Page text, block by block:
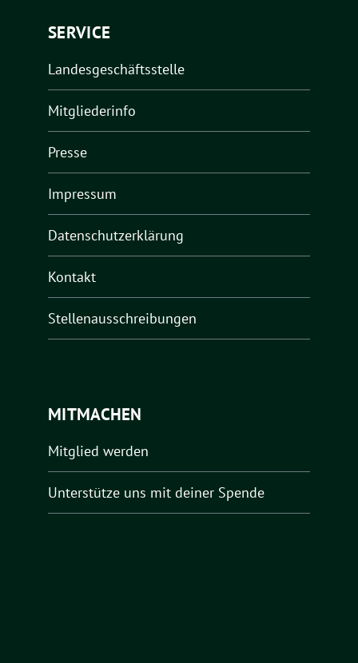
SERVICE
Landesgeschäftsstelle
Mitgliederinfo
Presse
Impressum
Datenschutzerklärung
Kontakt
Stellenausschreibungen
MITMACHEN
Mitglied werden
Unterstütze uns mit deiner Spende